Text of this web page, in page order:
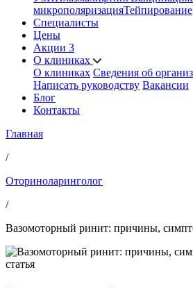
микрополяризацияТейпирование
Специалисты
Цены
Акции 3
О клиниках
О клиниках Сведения об
Написать руководству Вакансии
Блог
Контакты
Главная
/
Оториноларинголог
/
Вазомоторный ринит: причины,
статья